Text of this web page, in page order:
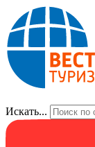
Искать...